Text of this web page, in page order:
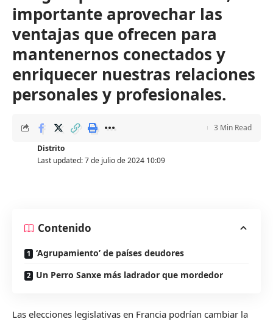
importante aprovechar las
ventajas que ofrecen para
mantenernos conectados y
enriquecer nuestras relaciones
personales y profesionales.
Last updated: 7 de julio de 2024 10:09
Distrito
3 Min Read
Contenido
‘Agrupamiento’ de países deudores
Un Perro Sanxe más ladrador que mordedor
Las elecciones legislativas en Francia podrían cambiar la